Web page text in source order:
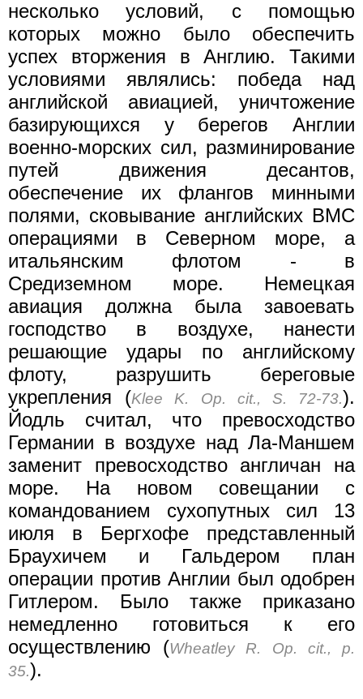
несколько условий, с помощью
которых можно было обеспечить
успех вторжения в Англию. Такими
условиями являлись: победа над
английской авиацией, уничтожение
базирующихся у берегов Англии
военно-морских сил, разминирование
путей движения десантов,
обеспечение их флангов минными
полями, сковывание английских ВМС
операциями в Северном море, а
итальянским флотом - в
Средиземном море. Немецкая
авиация должна была завоевать
господство в воздухе, нанести
решающие удары по английскому
флоту, разрушить береговые
укрепления (Klee K. Op. cit., S. 72-73.).
Йодль считал, что превосходство
Германии в воздухе над Ла-Маншем
заменит превосходство англичан на
море. На новом совещании с
командованием сухопутных сил 13
июля в Бергхофе представленный
Браухичем и Гальдером план
операции против Англии был одобрен
Гитлером. Было также приказано
немедленно готовиться к его
осуществлению (Wheatley R. Op. cit., p.
35.).